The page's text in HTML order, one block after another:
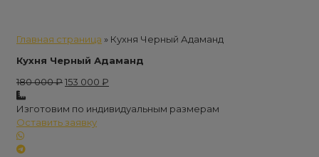
Главная страница » Кухня Черный Адаманд
Кухня Черный Адаманд
180 000₽Первоначальная
составляла
180
153 000 ₽
153
Изготовим по индивидуальным размерам
Оставить заявку